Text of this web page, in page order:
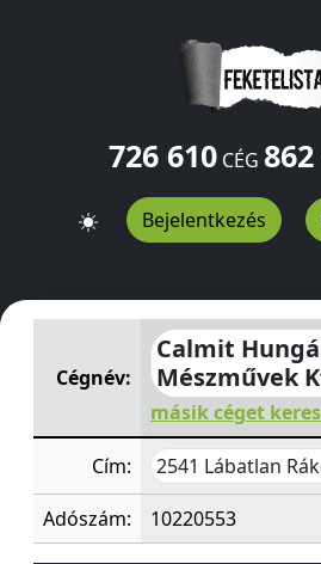
726 610CÉG
Bejelentkezés
Calmit Hungária Mészművek
Cégnév:
Calmit
Mészművek
másik céget
Cím: 2541 Lábatlan
Adószám: 10220553